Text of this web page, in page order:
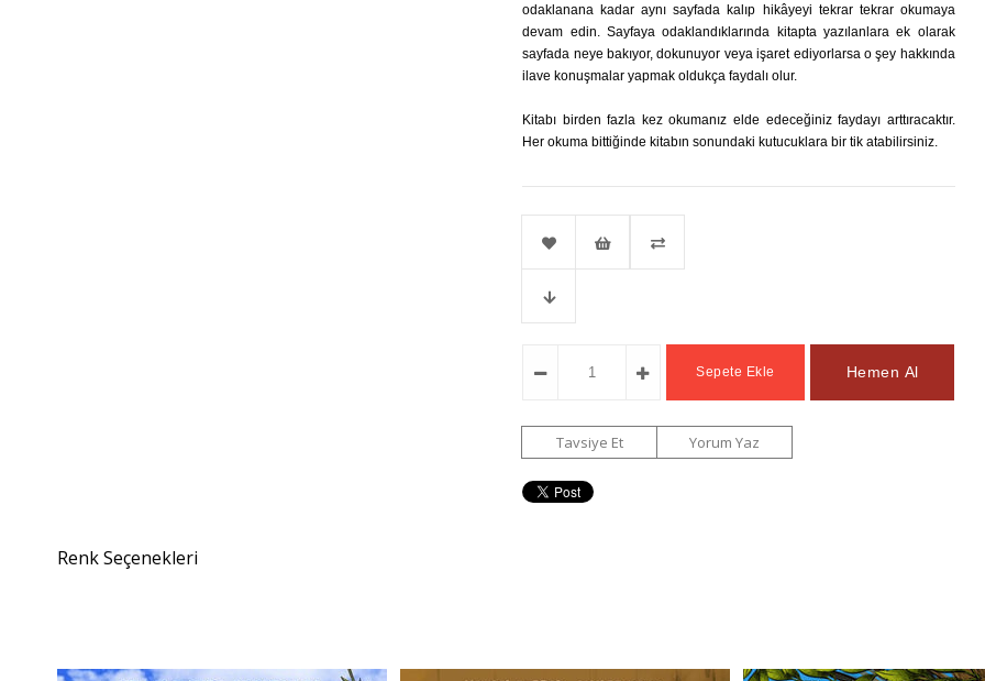
odaklanana kadar aynı sayfada kalıp hikâyeyi tekrar tekrar okumaya
devam edin. Sayfaya odaklandıklarında kitapta yazılanlara ek olarak
sayfada neye bakıyor, dokunuyor veya işaret ediyorlarsa o şey hakkında
ilave konuşmalar yapmak oldukça faydalı olur.
Kitabı birden fazla kez okumanız elde edeceğiniz faydayı arttıracaktır.
Her okuma bittiğinde kitabın sonundaki kutucuklara bir tik atabilirsiniz.
Favorilere
Haber
Tavsiye Et Yorum Yaz
Renk Seçenekleri